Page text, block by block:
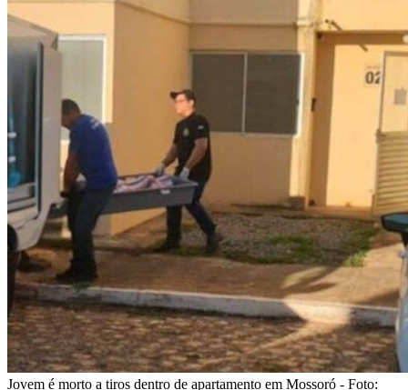
Jovem é morto a tiros dentro de apartamento em Mossoró - Foto: